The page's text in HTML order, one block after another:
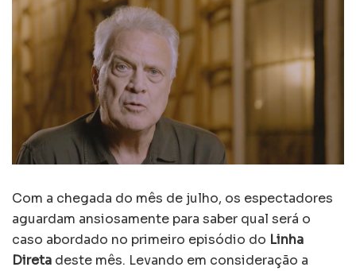
Com a chegada do mês de julho, os espectadores
aguardam ansiosamente para saber qual será o
caso abordado no primeiro episódio do Linha
Direta deste mês. Levando em consideração a